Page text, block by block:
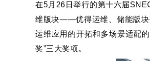
在5月26日举行的第十六届
维版块——优得运维、储能版块
运维应用的开拓和多场景适配
奖”三大奖项。